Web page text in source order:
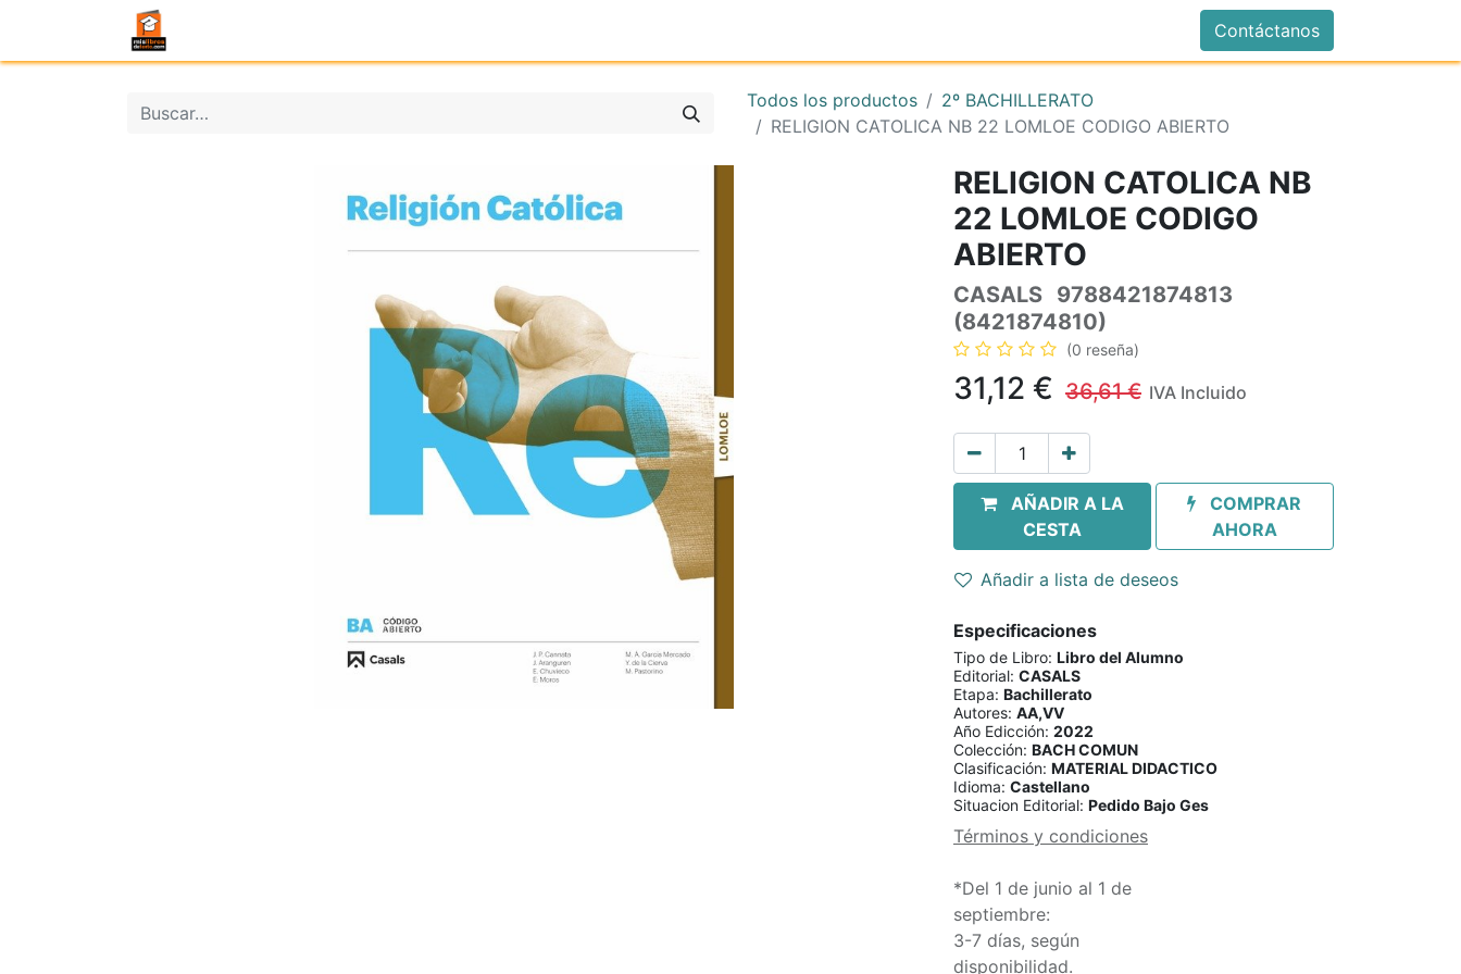
Contáctanos
Todos los productos
2º BACHILLERATO
RELIGION CATOLICA NB 22 LOMLOE CODIGO ABIERTO
RELIGION CATOLICA NB
22 LOMLOE CODIGO
ABIERTO
CASALS 9788421874813
(8421874810)
(0 reseña)
31,12 € 36,61€ IVA Incluido
AÑADIR A LA
CESTA
COMPRAR
AHORA
Añadir a lista de deseos
Especificaciones
Tipo de Libro: Libro del Alumno
Editorial: CASALS
Etapa: Bachillerato
Autores: AA,VV
Año Edicción: 2022
Colección: BACH COMUN
Clasificación: MATERIAL DIDACTICO
Idioma: Castellano
Situacion Editorial: Pedido Bajo Ges
Términos y condiciones
*Del 1 de junio al 1 de
septiembre:
3-7 días, según
disponibilidad.